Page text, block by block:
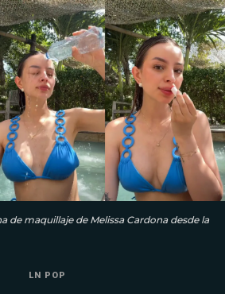
de maquillaje de Melissa Cardona desde la
LN POP